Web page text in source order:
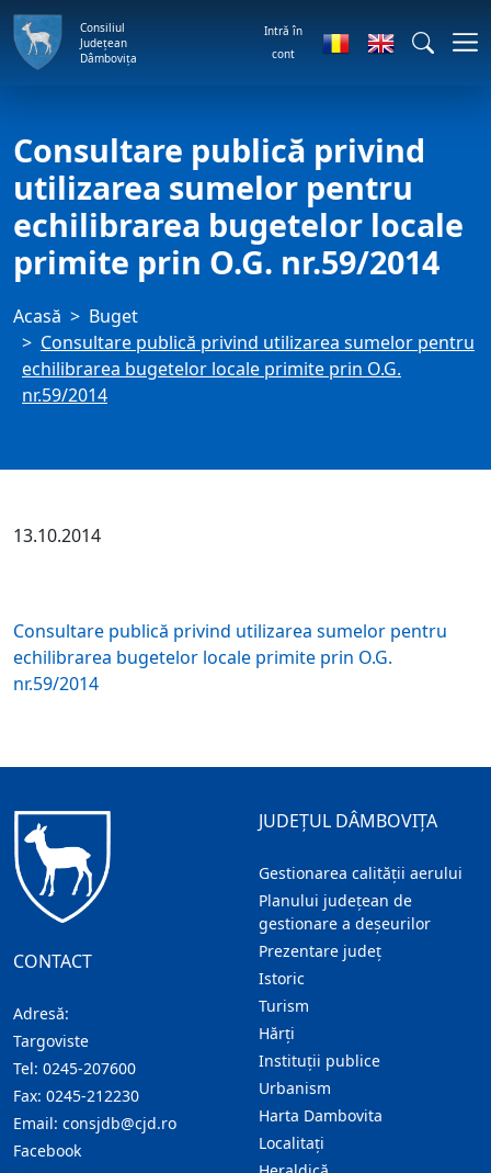
Consiliul
Județean
Dâmbovița
Intră în
cont
Consultare publică privind
utilizarea sumelor pentru
echilibrarea bugetelor locale
primite prin O.G. nr.59/2014
Acasă
Buget
Consultare publică privind utilizarea sumelor pentru
echilibrarea bugetelor locale primite prin O.G.
nr.59/2014
13.10.2014
Consultare publică privind utilizarea sumelor pentru
echilibrarea bugetelor locale primite prin O.G.
nr.59/2014
CONTACT
Adresă:
Targoviste
Tel: 0245-207600
Fax: 0245-212230
Email: consjdb@cjd.ro
Facebook
JUDEȚUL DÂMBOVIȚA
Gestionarea calității aerului
Planului județean de
gestionare a deșeurilor
Prezentare judeţ
Istoric
Turism
Hărţi
Instituţii publice
Urbanism
Harta Dambovita
Localitaţi